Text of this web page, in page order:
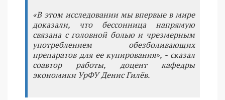
«В этом исследовании мы впервые в мире
доказали, что бессонница напрямую
связана с головной болью и чрезмерным
употреблением обезболивающих
препаратов для ее купирования», - сказал
соавтор работы, доцент кафедры
экономики УрФУ Денис Гилёв.